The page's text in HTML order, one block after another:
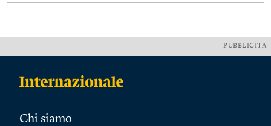
PUBBLICITÀ
Chi siamo